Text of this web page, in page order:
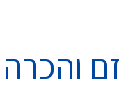
והכרה